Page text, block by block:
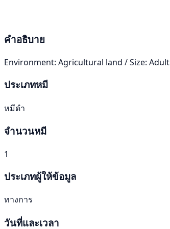
คำอธิบาย
Environment: Agricultural land / Size: Adult
ประเภทหมี
หมีดำ
จำนวนหมี
1
ประเภทผู้ให้ข้อมูล
ทางการ
วันที่และเวลา